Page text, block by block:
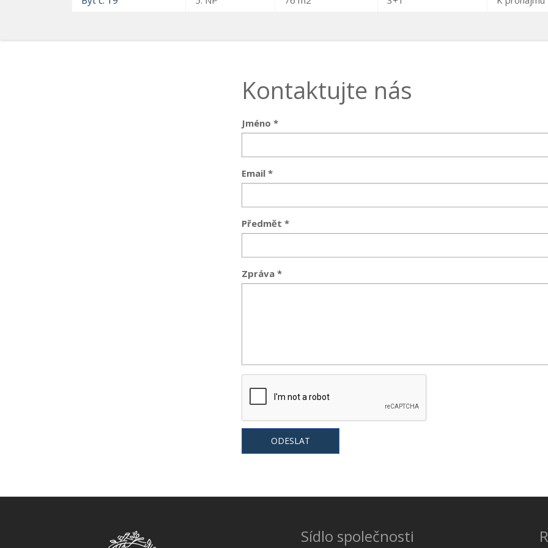
Kontaktujte nás
Jméno *
Email *
Předmět *
Zpráva *
Sídlo společnosti